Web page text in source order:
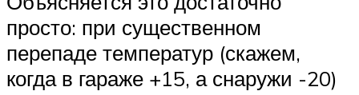
просто: при существенном
перепаде температур (скажем,
когда в гараже +15, а снаружи -20)